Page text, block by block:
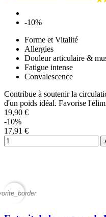
-10%
Forme et Vitalité
Allergies
Douleur articulaire &
Fatigue intense
Convalescence
Contribue à soutenir la
d'un poids idéal. Favorise
19,90 €
-10%
17,91 €